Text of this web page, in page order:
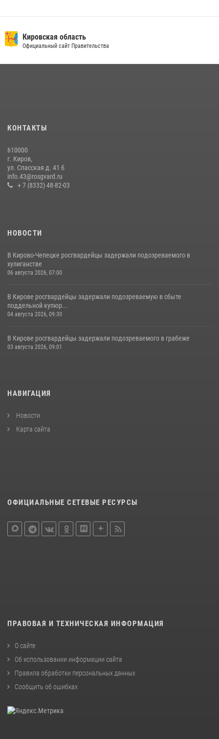
вневедомственную охрану и поступления в ведомственные вузы
22 июля 2026, 14:51 1 2
В Кирове и Кирово-Чепецке росгвардейцы задержали
подозреваемых в хулиганстве
19 июля 2026, 07:00
Кировская область
Официальный сайт Правительства
КОНТАКТЫ
610000
г. Киров,
ул. Спасская д. 41 б
info.43@rosgvard.ru
+ 7 (8332) 48-82-03
НОВОСТИ
В Кирово-Чепецке росгвардейцы задержали подозреваемого в
хулиганстве
06 августа 2026, 07:00
В Кирове росгвардейцы задержали подозреваемую в сбыте
поддельной купюр...
04 августа 2026, 09:30
В Кирове росгвардейцы задержали подозреваемого в грабеже
03 августа 2026, 09:01
НАВИГАЦИЯ
Новости
Карта сайта
ОФИЦИАЛЬНЫЕ СЕТЕВЫЕ РЕСУРСЫ
ПРАВОВАЯ И ТЕХНИЧЕСКАЯ ИНФОРМАЦИЯ
О сайте
Об использовании информации сайта
Правила обработки персональных данных
Сообщить об ошибках